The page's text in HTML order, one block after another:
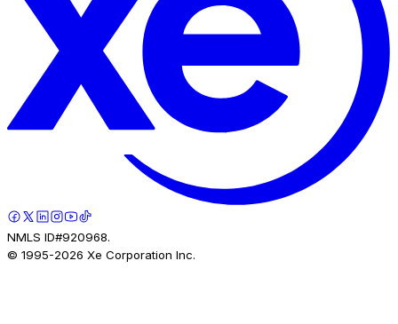
NMLS ID#920968.
© 1995-2026 Xe Corporation Inc.